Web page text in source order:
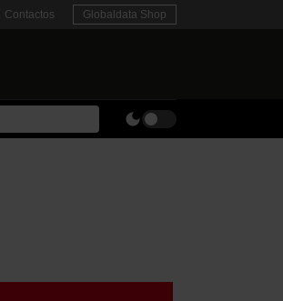
Contactos Globaldata Shop